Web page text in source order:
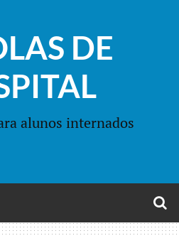
DE
alunos internados